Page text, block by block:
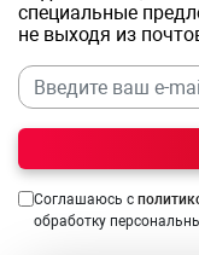
специальные
не выходя из
Соглашаюсь с
обработку